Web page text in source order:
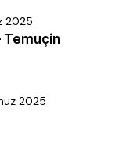
2025
Temuçin
2025